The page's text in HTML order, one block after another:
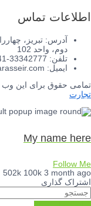
اطلاعات تماس
آدرس: تبریز،
دوم، واحد 102
تلفن: 33342777-041
ایمیل: Info@arasseir.com
تمامی حقوق برای این
تجارت
My name here
Follow Me
502k 100k 3 month ago
اشتراک گذاری